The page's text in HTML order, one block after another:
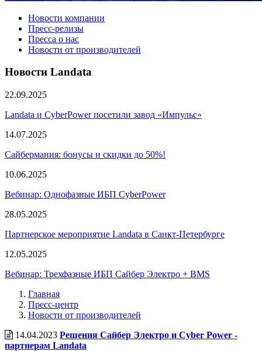
Новости компании
Пресс-релизы
Пресса о нас
Новости от производителей
Новости Landata
22.09.2025
Landata и CyberPower посетили завод «Импульс»
14.07.2025
Сайбермания: бонусы и скидки до 50%!
10.06.2025
Вебинар: Однофазные ИБП CyberPower
28.05.2025
Партнерское мероприятие Landata в Санкт-Петербурге
12.05.2025
Вебинар: Трехфазные ИБП Сайбер Электро + BMS
Главная
Пресс-центр
Новости от производителей
14.04.2023 Решения Сайбер Электро и Cyber Power -
партнерам Landata